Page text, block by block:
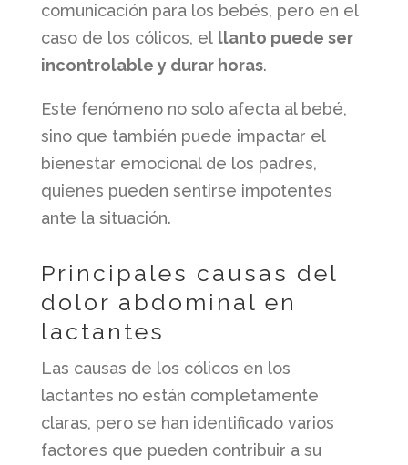
comunicación para los bebés, pero en el
caso de los cólicos, el llanto puede ser
incontrolable y durar horas.
Este fenómeno no solo afecta al bebé,
sino que también puede impactar el
bienestar emocional de los padres,
quienes pueden sentirse impotentes
ante la situación.
Principales causas del
dolor abdominal en
lactantes
Las causas de los cólicos en los
lactantes no están completamente
claras, pero se han identificado varios
factores que pueden contribuir a su